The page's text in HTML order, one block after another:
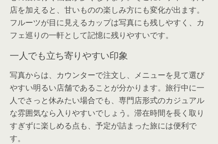
店を加えると、甘いものの楽しみ方にも変化が出ます。
フルーツが目に見えるカップは写真にも残しやすく、カ
フェ巡りの一軒として記憶に残りやすいです。
一人でも立ち寄りやすい印象
写真からは、カウンターで注文し、メニューを見て選び
やすい明るい店舗であることが分かります。旅行中に一
人でさっと休みたい場合でも、専門店形式のカジュアル
な雰囲気なら入りやすいでしょう。滞在時間を長く取り
すぎずに楽しめる点も、予定が詰まった旅には便利で
す。